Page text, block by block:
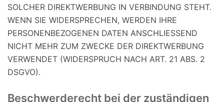
SOLCHER DIREKTWERBUNG IN VERBINDUNG STEHT.
WENN SIE WIDERSPRECHEN, WERDEN IHRE
PERSONENBEZOGENEN DATEN ANSCHLIESSEND
NICHT MEHR ZUM ZWECKE DER DIREKTWERBUNG
VERWENDET (WIDERSPRUCH NACH ART. 21 ABS. 2
DSGVO).
Beschwerde­recht bei der zuständigen